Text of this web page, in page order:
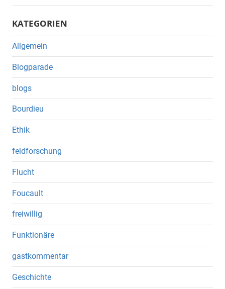
KATEGORIEN
Allgemein
Blogparade
blogs
Bourdieu
Ethik
feldforschung
Flucht
Foucault
freiwillig
Funktionäre
gastkommentar
Geschichte